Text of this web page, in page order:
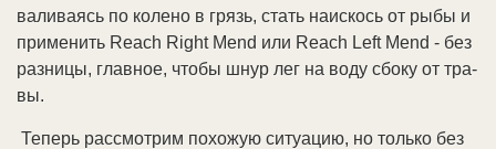
ва­ли­ва­ясь по ко­ле­но в грязь, стать на­ис­кось от ры­бы и
при­ме­нить Reach Right Mend или Reach Left Mend - без
раз­ни­цы, глав­ное, что­бы шнур лег на во­ду сбо­ку от тра­
вы.
Те­перь рас­смот­рим по­хо­жую си­туа­цию, но толь­ко без